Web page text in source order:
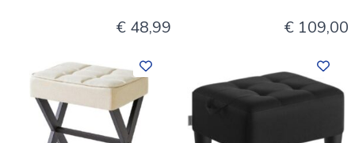
€ 48,99 € 109,00